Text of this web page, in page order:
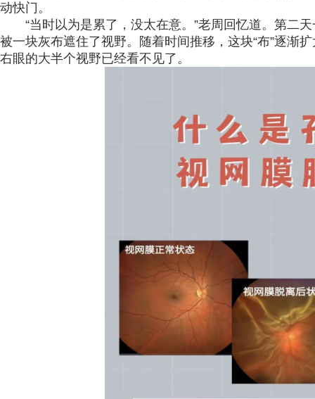
动快门。
“当时以为是累了，没太在意。”老周回忆道。第二
被一块灰布遮住了视野。随着时间推移，这块“布”逐
右眼的大半个视野已经看不见了。